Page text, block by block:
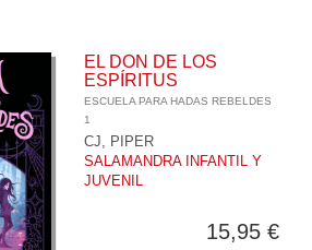
EL DON DE LOS
ESPÍRITUS
ESCUELA PARA HADAS REBELDES
1
CJ, PIPER
SALAMANDRA INFANTIL Y
JUVENIL
15,95 €